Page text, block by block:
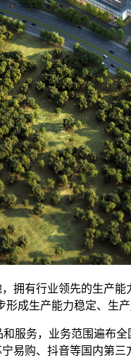
有行业领先的生产能
形成生产能力稳定、生
务，业务范围遍布全
易购、抖音等国内第